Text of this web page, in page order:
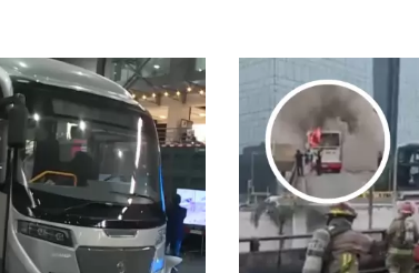
Incendio